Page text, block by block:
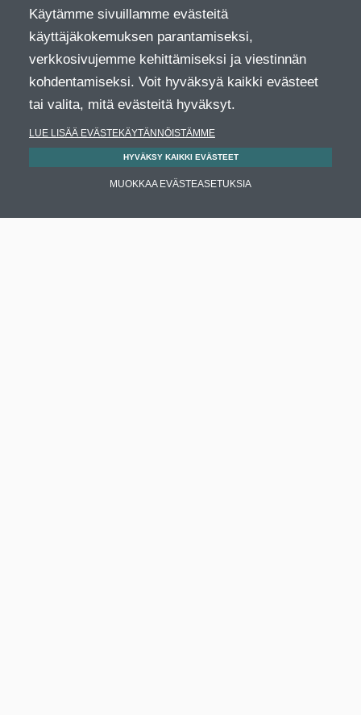
Käytämme sivuillamme evästeitä
käyttäjäkokemuksen parantamiseksi,
verkkosivujemme kehittämiseksi ja viestinnän
kohdentamiseksi. Voit hyväksyä kaikki evästeet
tai valita, mitä evästeitä hyväksyt.
LUE LISÄÄ EVÄSTEKÄYTÄNNÖISTÄMME
HYVÄKSY KAIKKI EVÄSTEET
MUOKKAA EVÄSTEASETUKSIA